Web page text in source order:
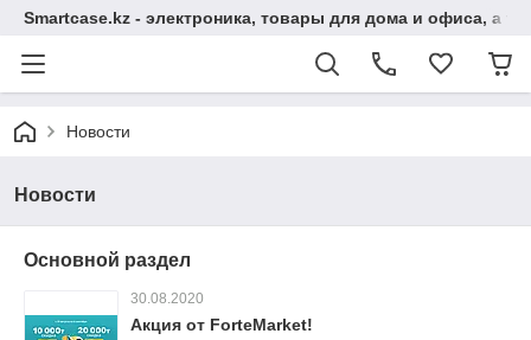
Smartcase.kz - электроника, товары для дома и офиса, а
Новости
Новости
Основной раздел
30.08.2020
Акция от ForteMarket!